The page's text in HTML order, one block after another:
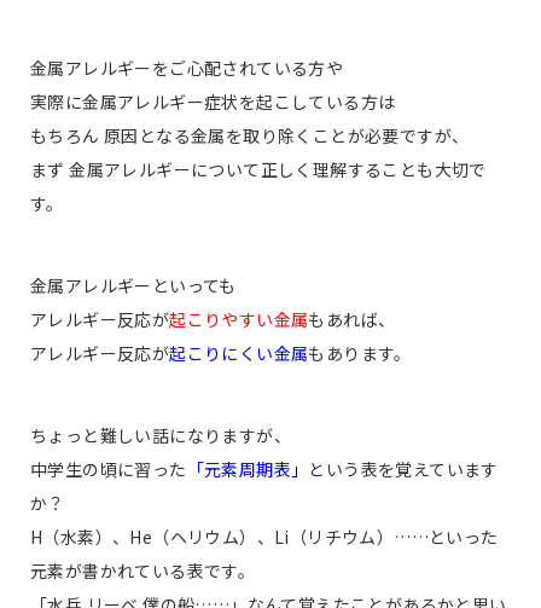
金属アレルギーをご心配されている方や
実際に金属アレルギー症状を起こしている方は
もちろん 原因となる金属を取り除くことが必要ですが、
まず 金属アレルギーについて正しく理解することも大切で
す。
金属アレルギーといっても
アレルギー反応が起こりやすい金属もあれば、
アレルギー反応が起こりにくい金属もあります。
ちょっと難しい話になりますが、
中学生の頃に習った 「元素周期表」 という表を覚えています
か？
H（水素）、He（ヘリウム）、Li（リチウム）……といった
元素が書かれている表です。